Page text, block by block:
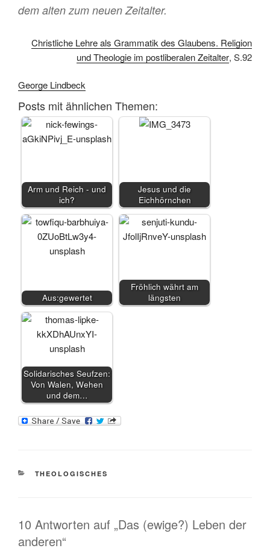
dem alten zum neuen Zeitalter.
Christliche Lehre als Grammatik des Glaubens. Religion
und Theologie im postliberalen Zeitalter, S.92
George Lindbeck
Posts mit ähnlichen Themen:
Arm und Reich - und
ich?
Jesus und die
Eichhörnchen
Aus:gewertet
Fröhlich währt am
längsten
Solidarisches Seufzen:
Von Walen, Wehen
und dem…
KATEGORIEN
THEOLOGISCHES
10 Antworten auf „Das (ewige?) Leben der
anderen“